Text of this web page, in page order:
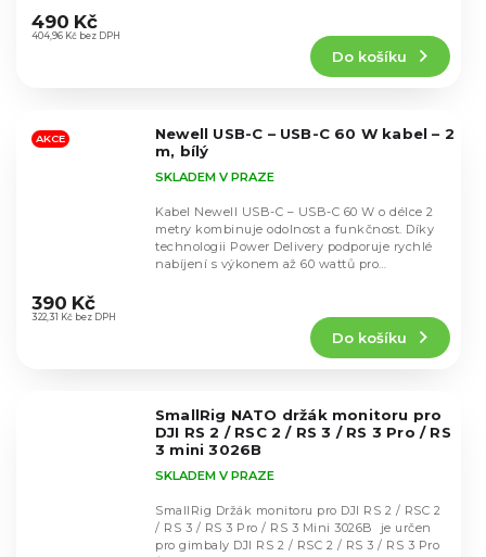
hodnocení
produktu
hvězdiček.
404,96 Kč bez DPH
490 Kč
Do košíku
AKCE
Newell USB-C – USB-C 60 W kabel – 2
m, bílý
hodnocení
produktu
SKLADEM V PRAZE
322,31 Kč bez DPH
390 Kč
Do košíku
Kabel Newell USB-C – USB-C 60 W o délce 2
metry kombinuje odolnost a funkčnost. Díky
technologii Power Delivery podporuje rychlé
nabíjení s výkonem až 60 wattů pro
SmallRig NATO držák monitoru pro
DJI RS 2 / RSC 2 / RS 3 / RS 3 Pro / RS
3 mini 3026B
SKLADEM V PRAZE
SmallRig Držák monitoru pro DJI RS 2 / RSC 2
/ RS 3 / RS 3 Pro / RS 3 Mini 3026B je určen
pro gimbaly DJI RS 2 / RSC 2 / RS 3 / RS 3 Pro